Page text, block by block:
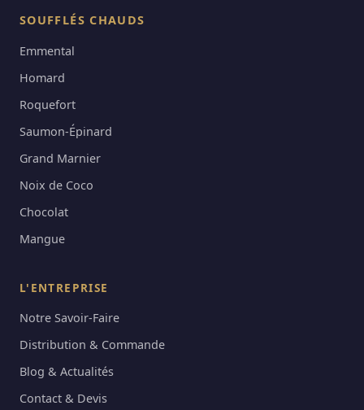
SOUFFLÉS CHAUDS
Emmental
Homard
Roquefort
Saumon-Épinard
Grand Marnier
Noix de Coco
Chocolat
Mangue
L'ENTREPRISE
Notre Savoir-Faire
Distribution & Commande
Blog & Actualités
Contact & Devis